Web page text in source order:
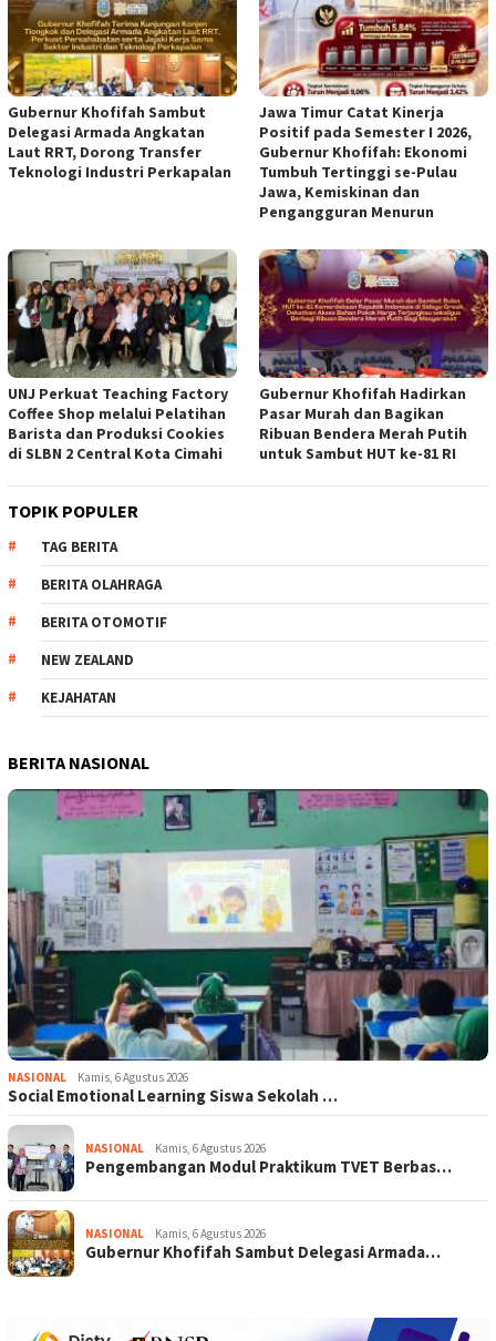
Gubernur Khofifah Sambut
Delegasi Armada Angkatan
Laut RRT, Dorong Transfer
Teknologi Industri Perkapalan
Jawa Timur Catat Kinerja
Positif pada Semester I 2026,
Gubernur Khofifah: Ekonomi
Tumbuh Tertinggi se-Pulau
Jawa, Kemiskinan dan
Pengangguran Menurun
UNJ Perkuat Teaching Factory
Coffee Shop melalui Pelatihan
Barista dan Produksi Cookies
di SLBN 2 Central Kota Cimahi
Gubernur Khofifah Hadirkan
Pasar Murah dan Bagikan
Ribuan Bendera Merah Putih
untuk Sambut HUT ke-81 RI
TOPIK POPULER
TAG BERITA
BERITA OLAHRAGA
BERITA OTOMOTIF
NEW ZEALAND
KEJAHATAN
BERITA NASIONAL
NASIONAL Kamis, 6 Agustus 2026
Social Emotional Learning Siswa Sekolah …
NASIONAL Kamis, 6 Agustus 2026
Pengembangan Modul Praktikum TVET Berbas…
NASIONAL Kamis, 6 Agustus 2026
Gubernur Khofifah Sambut Delegasi Armada…